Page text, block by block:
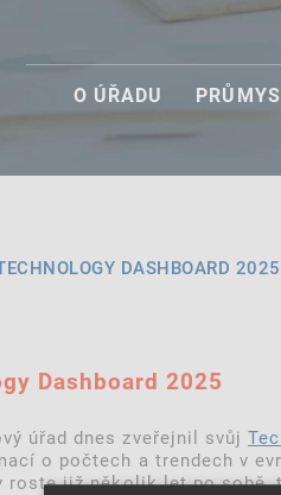
O ÚŘADU
DASHBOARD 2025
Dashboard 2025
úřad dnes zveřejnil svůj
o počtech a trendech v
roste již několik let po sobě,